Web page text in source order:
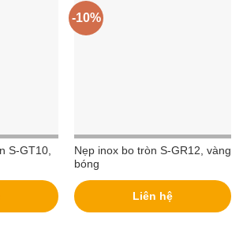
S-GT10,
-10%
Nẹp inox bo tròn S-GR12, vàng
bóng
Liên hệ